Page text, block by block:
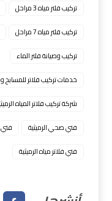
تركيب فلتر مياه 3 مراحل
تركيب فلتر مياه 7 مراحل
تركيب وصيانة فلتر الماء
خدمات تركيب فلاتر للمسابح
شركة تركيب فلاتر المياه
فني صحي الرميثية
فني
فني فلاتر مياه الرميثية